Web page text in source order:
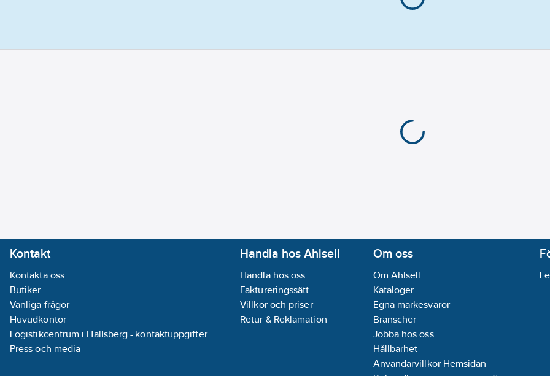
Kontakt
Kontakta oss
Butiker
Vanliga frågor
Huvudkontor
Logistikcentrum i Hallsberg - kontaktuppgifter
Press och media
Handla hos Ahlsell
Handla hos oss
Faktureringssätt
Villkor och priser
Retur & Reklamation
Om oss
Om Ahlsell
Kataloger
Egna märkesvaror
Branscher
Jobba hos oss
Hållbarhet
Användarvillkor Hemsidan